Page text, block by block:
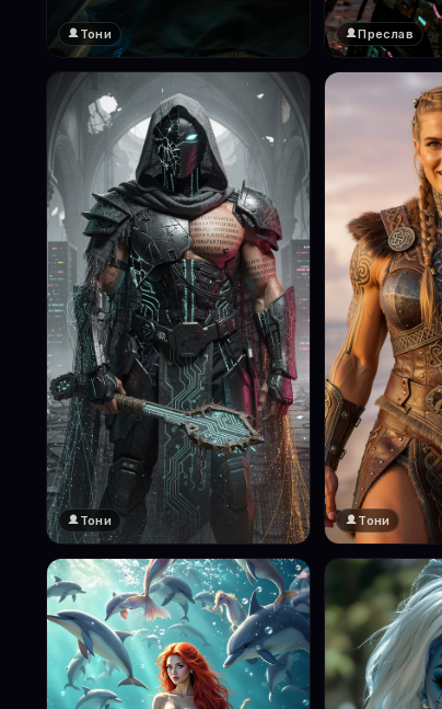
❤️
1
Тони
❤️
1
Преслав
Тони Тони